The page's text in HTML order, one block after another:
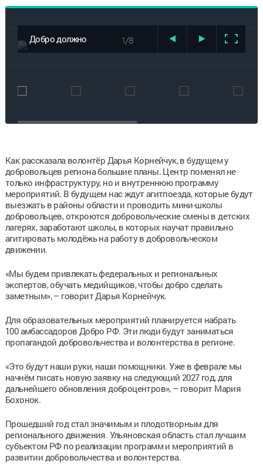
1/8
Добро должно
быть заметным.
появился свой
Как рассказала волонтёр Дарья Корнейчук, в будущем у
добровольцев региона большие планы. Центр поменял не
только инфраструктуру, но и внутреннюю программу
мероприятий. В будущем нас ждут агитпоезда, которые будут
выезжать в районы области и проводить мини-школы
добровольцев, откроются добровольческие смены в детских
лагерях, заработают школы, в которых научат правильно
агитировать молодёжь на работу в добровольческом
движении.
«Мы будем привлекать федеральных и региональных
экспертов, обучать медийщиков, чтобы добро сделать
заметным», – говорит Дарья Корнейчук.
Для образовательных мероприятий планируется набрать
100 амбассадоров Добро РФ. Эти люди будут заниматься
пропагандой добровольчества и волонтерства в регионе.
«Это будут наши руки, наши помощники. Уже в феврале мы
начнём писать новую заявку на следующий 2027 год, для
дальнейшего обновления доброцентров», – говорит Мария
Бохонок.
Прошедший год стал значимым и плодотворным для
регионального движения. Ульяновская область стал лучшим
субъектом РФ по реализации программ и мероприятий в
развитии добровольчества и волонтерства.